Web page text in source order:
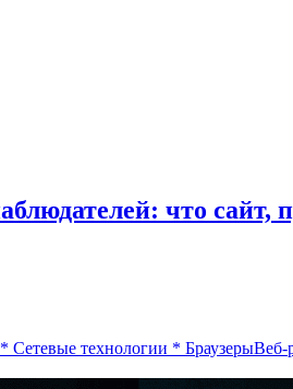
что сайт,
* Сетевые технологии * БраузерыВеб-